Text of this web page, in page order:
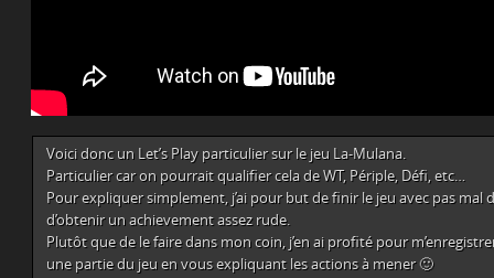
Voici donc un Let’s Play particulier sur le jeu La-Mulana.
Particulier car on pourrait qualifier cela de WT, Périple, Défi, etc…
Pour expliquer simplement, j’ai pour but de finir le jeu avec pas mal
d’obtenir un achievement assez rude.
Plutôt que de le faire dans mon coin, j’en ai profité pour
une partie du jeu en vous expliquant les actions à mener 🙂